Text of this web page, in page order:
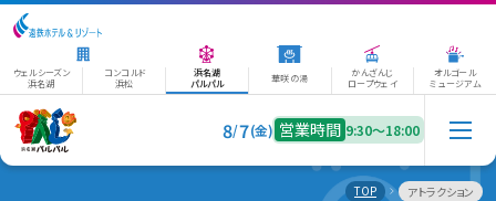
ウェルシーズン
浜名湖
コンコルド
浜松
浜名湖
パルパル
華咲の湯
かんざんじ
ロープウェイ
オルゴール
ミュージアム
8/7(金) 営業時間 9:30〜18:00
TOP アトラクション